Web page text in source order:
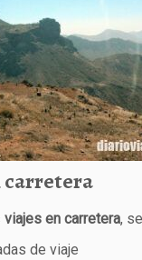
carretera
viajes en carretera,
de viaje